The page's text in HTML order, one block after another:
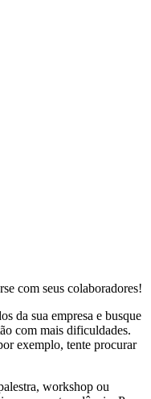
com seus colaboradores!
da sua empresa e busque
com mais dificuldades.
exemplo, tente procurar
workshop ou